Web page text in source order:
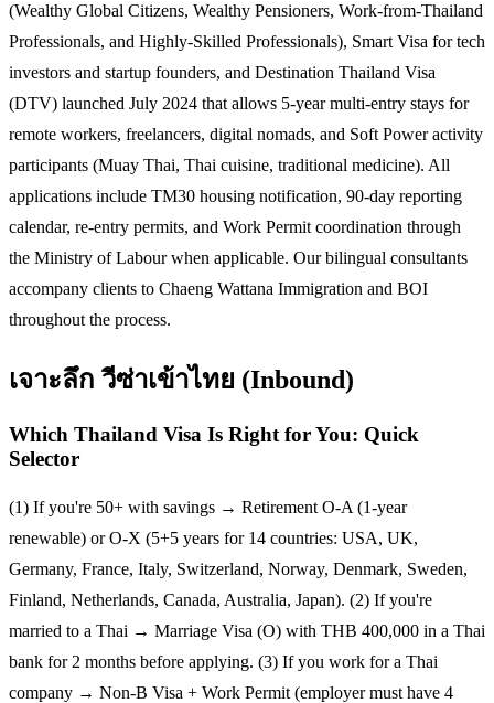
(Wealthy Global Citizens, Wealthy Pensioners, Work-from-Thailand
Professionals, and Highly-Skilled Professionals), Smart Visa for tech
investors and startup founders, and Destination Thailand Visa
(DTV) launched July 2024 that allows 5-year multi-entry stays for
remote workers, freelancers, digital nomads, and Soft Power activity
participants (Muay Thai, Thai cuisine, traditional medicine). All
applications include TM30 housing notification, 90-day reporting
calendar, re-entry permits, and Work Permit coordination through
the Ministry of Labour when applicable. Our bilingual consultants
accompany clients to Chaeng Wattana Immigration and BOI
throughout the process.
เจาะลึกวีซ่าเข้าไทย (Inbound)
Which Thailand Visa Is Right for You: Quick
Selector
(1) If you're 50+ with savings → Retirement O-A (1-year
renewable) or O-X (5+5 years for 14 countries: USA, UK,
Germany, France, Italy, Switzerland, Norway, Denmark, Sweden,
Finland, Netherlands, Canada, Australia, Japan). (2) If you're
married to a Thai → Marriage Visa (O) with THB 400,000 in a Thai
bank for 2 months before applying. (3) If you work for a Thai
company → Non-B Visa + Work Permit (employer must have 4